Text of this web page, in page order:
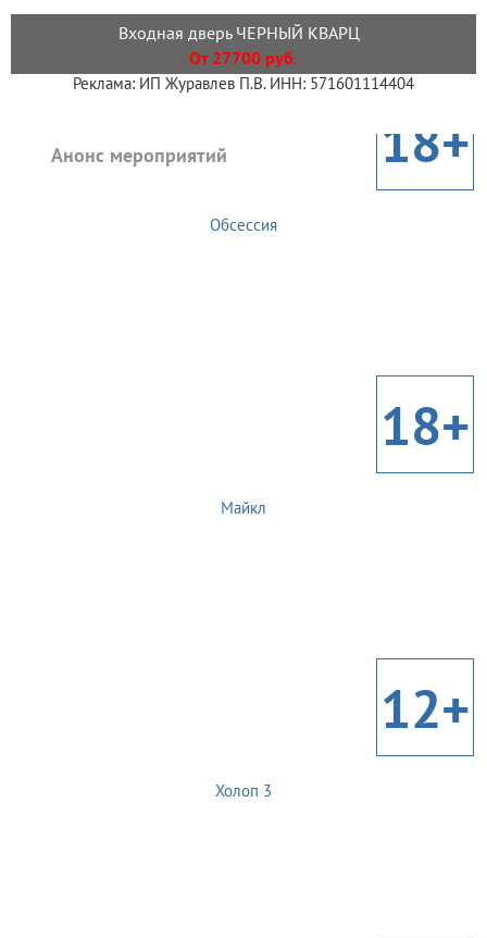
Входная дверь ЧЕРНЫЙ КВАРЦ
От 27700 руб.
Реклама: ИП Журавлев П.В. ИНН: 571601114404
Анонс мероприятий 18+
Обсессия
18+
Майкл
12+
Холоп 3